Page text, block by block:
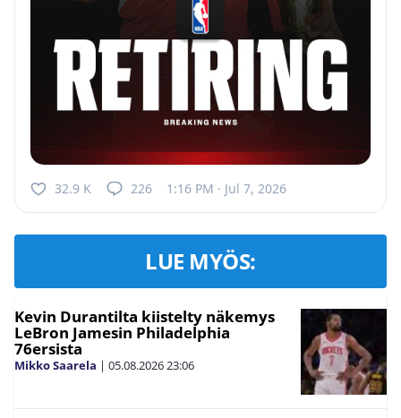
32.9 K 226 1:16 PM · Jul 7, 2026
LUE MYÖS:
Kevin Durantilta kiistelty näkemys
LeBron Jamesin Philadelphia
76ersista
Mikko Saarela | 05.08.202623:06